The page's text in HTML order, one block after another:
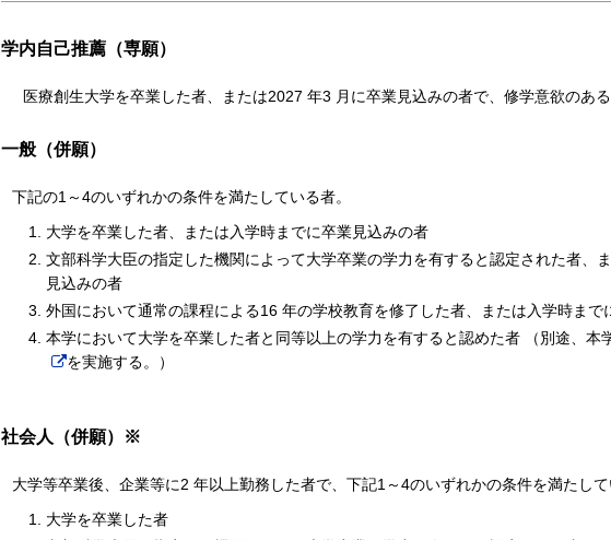
学内自己推薦（専願）
医療創⽣⼤学を卒業した者、または2027 年3 ⽉に卒業⾒込みの者で、修学意欲のある
一般（併願）
下記の1～4のいずれかの条件を満たしている者。
⼤学を卒業した者、または⼊学時までに卒業⾒込みの者
⽂部科学⼤⾂の指定した機関によって⼤学卒業の学⼒を有すると認定された者、
⾒込みの者
外国において通常の課程による16 年の学校教育を修了した者、または⼊学時まで
本学において⼤学を卒業した者と同等以上の学⼒を有すると認めた者 （別途、本
を実施する。）
社会人（併願）※
⼤学等卒業後、企業等に2 年以上勤務した者で、下記1～4のいずれかの条件を満たして
⼤学を卒業した者